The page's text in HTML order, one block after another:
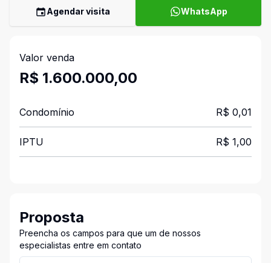
Agendar visita WhatsApp
Valor venda
R$ 1.600.000,00
Condomínio R$ 0,01
IPTU R$ 1,00
Proposta
Preencha os campos para que um de nossos
especialistas entre em contato